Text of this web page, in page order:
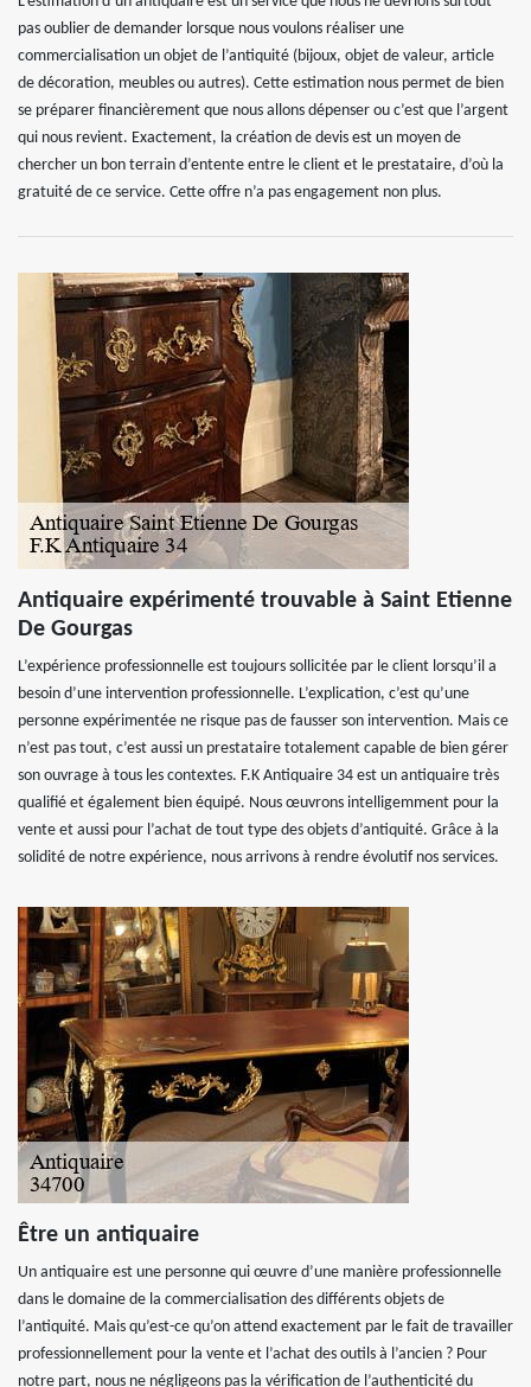
pas oublier de demander lorsque nous voulons réaliser une
commercialisation un objet de l’antiquité (bijoux, objet de valeur, article
de décoration, meubles ou autres). Cette estimation nous permet de bien
se préparer financièrement que nous allons dépenser ou c’est que l’argent
qui nous revient. Exactement, la création de devis est un moyen de
chercher un bon terrain d’entente entre le client et le prestataire, d’où la
gratuité de ce service. Cette offre n’a pas engagement non plus.
Antiquaire expérimenté trouvable à Saint Etienne
De Gourgas
L’expérience professionnelle est toujours sollicitée par le client lorsqu’il a
besoin d’une intervention professionnelle. L’explication, c’est qu’une
personne expérimentée ne risque pas de fausser son intervention. Mais ce
n’est pas tout, c’est aussi un prestataire totalement capable de bien gérer
son ouvrage à tous les contextes. F.K Antiquaire 34 est un antiquaire très
qualifié et également bien équipé. Nous œuvrons intelligemment pour la
vente et aussi pour l’achat de tout type des objets d’antiquité. Grâce à la
solidité de notre expérience, nous arrivons à rendre évolutif nos services.
Être un antiquaire
Un antiquaire est une personne qui œuvre d’une manière professionnelle
dans le domaine de la commercialisation des différents objets de
l’antiquité. Mais qu’est-ce qu’on attend exactement par le fait de travailler
professionnellement pour la vente et l’achat des outils à l’ancien ? Pour
notre part, nous ne négligeons pas la vérification de l’authenticité du